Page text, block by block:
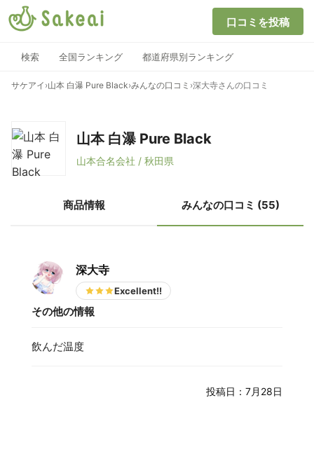
口コミを投稿
検索 全国ランキング 都道府県別ランキング
サケアイ ›山本 白瀑 Pure Black›みんなの口コミ ›深大寺さんの口コミ
山本 白瀑 Pure Black
山本合名会社 / 秋田県
商品情報 みんなの口コミ (55)
深大寺
Excellent!!
その他の情報
飲んだ温度
投稿日：7月28日